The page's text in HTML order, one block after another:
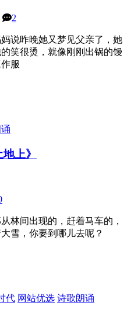
2
说昨晚她又梦见父亲了，她
笑很烫，就像刚刚出锅的馒
服
上》
林间出现的，赶着马车的，
雪，你要到哪儿去呢？
代 网站优选 诗歌朗诵